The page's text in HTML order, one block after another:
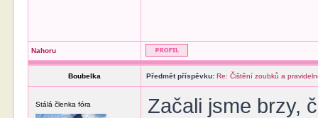
Nahoru
Boubelka Předmět příspěvku: Re: Čištění zoubků a
Stálá členka fóra
Začali jsme brzy,